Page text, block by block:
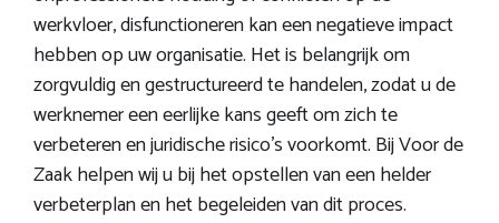
werkvloer, disfunctioneren kan een negatieve impact
hebben op uw organisatie. Het is belangrijk om
zorgvuldig en gestructureerd te handelen, zodat u de
werknemer een eerlijke kans geeft om zich te
verbeteren en juridische risico’s voorkomt. Bij Voor de
Zaak helpen wij u bij het opstellen van een helder
verbeterplan en het begeleiden van dit proces.